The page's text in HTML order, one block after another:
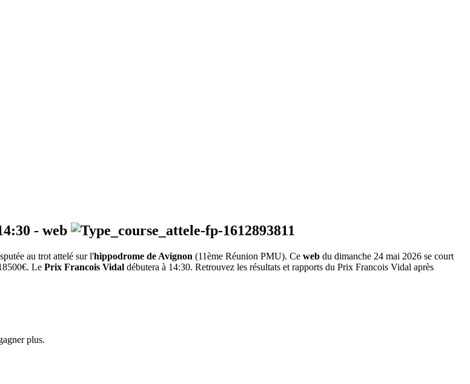
- web
au trot attelé sur l'hippodrome de Avignon (11ème Réunion PMU). Ce web du dimanche 24 mai 2026 se court
Le Prix Francois Vidal débutera à 14:30. Retrouvez les résultats et rapports du Prix Francois Vidal après
plus.